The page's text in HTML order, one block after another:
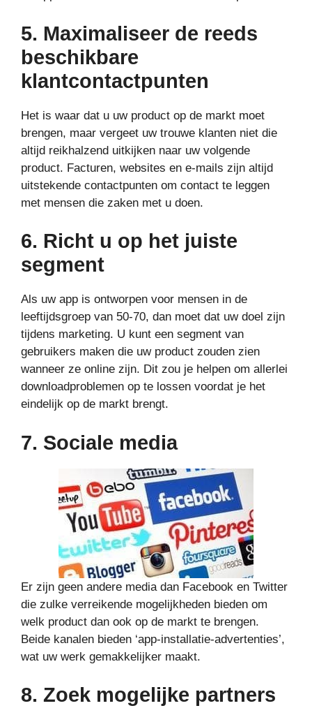
5. Maximaliseer de reeds
beschikbare
klantcontactpunten
Het is waar dat u uw product op de markt moet
brengen, maar vergeet uw trouwe klanten niet die
altijd reikhalzend uitkijken naar uw volgende
product. Facturen, websites en e-mails zijn altijd
uitstekende contactpunten om contact te leggen
met mensen die zaken met u doen.
6. Richt u op het juiste
segment
Als uw app is ontworpen voor mensen in de
leeftijdsgroep van 50-70, dan moet dat uw doel zijn
tijdens marketing. U kunt een segment van
gebruikers maken die uw product zouden zien
wanneer ze online zijn. Dit zou je helpen om allerlei
downloadproblemen op te lossen voordat je het
eindelijk op de markt brengt.
7. Sociale media
Er zijn geen andere media dan Facebook en Twitter
die zulke verreikende mogelijkheden bieden om
welk product dan ook op de markt te brengen.
Beide kanalen bieden ‘app-installatie-advertenties’,
wat uw werk gemakkelijker maakt.
8. Zoek mogelijke partners